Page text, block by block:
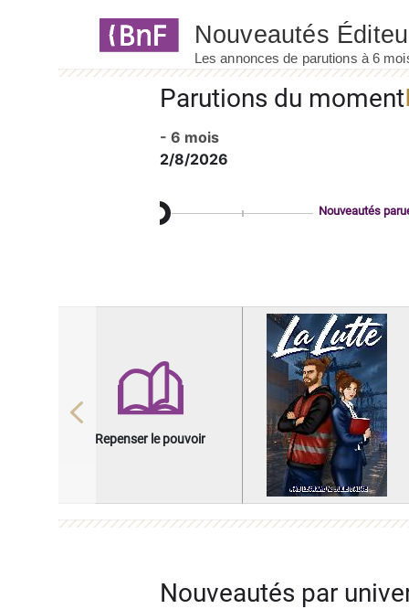
Parutions du moment
- 6 mois
2/8/2026
Nouveautés
Repenser le pouvoir
Previous
Nouveautés par